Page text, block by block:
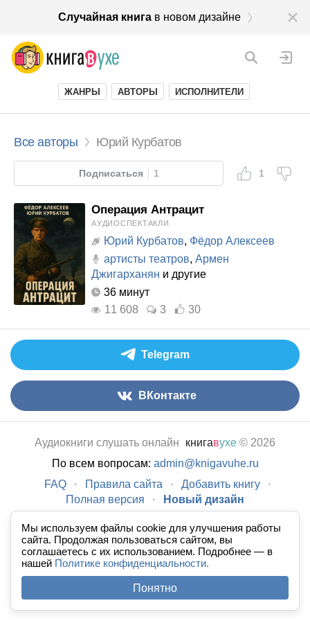
Мы используем файлы cookie для улучшения работы
сайта. Продолжая пользоваться сайтом, вы
соглашаетесь с их использованием. Подробнее — в
нашей Политике конфиденциальности.
Понятно
Случайная книгав новом дизайне
ЖАНРЫ АВТОРЫ ИСПОЛНИТЕЛИ
Все авторы Юрий Курбатов
Подписаться 1 1
Операция Антрацит
АУДИОСПЕКТАКЛИ
Юрий Курбатов, Фёдор Алексеев
артисты театров, Армен
Джигарханян и другие
36 минут
11 608
3 30
Telegram
ВКонтакте
Аудиокниги слушать онлайн книгавухе © 2026
По всем вопросам: admin@knigavuhe.ru
FAQ
· Правила сайта · Добавить книгу
·
Полная версия
· Новый дизайн